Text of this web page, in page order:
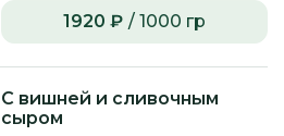
1920 ₽ / 1000 гр
С вишней и сливочным
сыром